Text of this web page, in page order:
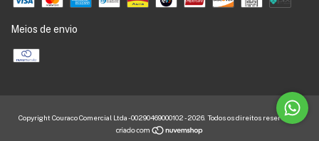
Meios de envio
Copyright Couraco Comercial Ltda - 00290469000102 - 2026. Todos os direitos reservados.